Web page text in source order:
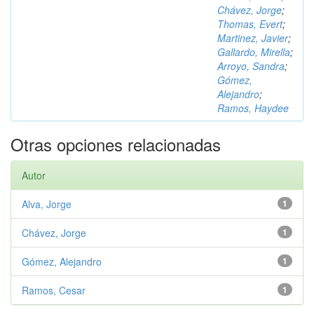
Chávez, Jorge;
Thomas, Evert;
Martinez, Javier;
Gallardo, Mirella;
Arroyo, Sandra;
Gómez,
Alejandro;
Ramos, Haydee
Otras opciones relacionadas
Autor
1
Alva, Jorge
1
Chávez, Jorge
1
Gómez, Alejandro
1
Ramos, Cesar